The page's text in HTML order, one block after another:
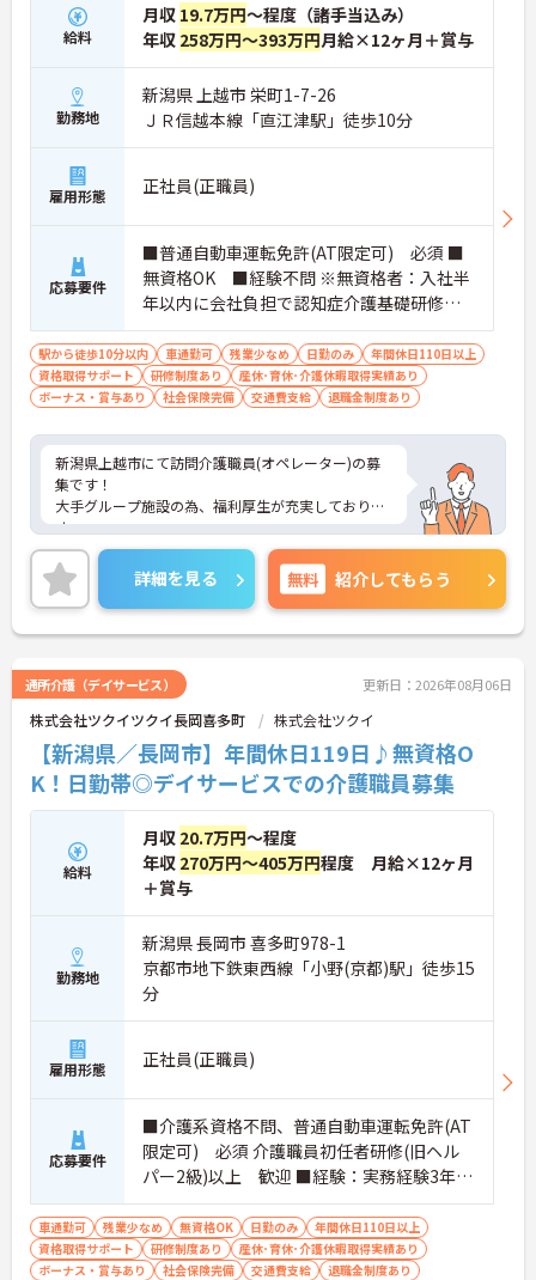
て働ける環境です
・IT化などを推進しており、スタッフの業務負担軽
【独自の福利厚生と手厚い還元体制】
・宿泊費や健康診断補助など、生活を豊かにする独
自の福利厚生制度が利用できます ・パート勤務の方
にも年2回の特別手当支給実績があり、頑張りがし
っかり還元されます
・育児手当や各種お祝い金など、ライフステージに
・夜勤のない日勤のみのお仕事で、週3日からの勤
務相談が可能など働きやすさが魅力です
・手厚い資格取得支援でさらなるキャリアアップが
・髪色やネイルなども規定内で自由となっており、
個性を大切に長くご活躍いただけます
給料
月収 19.7万円～程度（諸手当込み）
年収 258万円～393万円月給×12ヶ月＋賞与
勤務地
新潟県 上越市 栄町1-7-26
ＪＲ信越本線「直江津駅」徒歩10分
雇用形態 正社員(正職員)
応募要件
■普通自動車運転免許(AT限定可) 必須 ■
無資格OK ■経験不問 ※無資格者：入社半
年以内に会社負担で認知症介護基礎研修受
講
駅から徒歩10分以内 車通勤可 残業少なめ 日勤のみ
年間休日110日以上
資格取得サポート
研修制度あり
産休･育休･介護休暇取得実績あり
ボーナス・賞与あり
社会保険完備 交通費支給 退職金制度あり
新潟県上越市にて訪問介護職員(オペレーター)の募
集です！
大手グループ施設の為、福利厚生が充実しておりま
す。
ヘルパー・オペレーター・看護職員の3名体制で安
心して業務ができます。日勤のみでリフレッシュ休
暇もありプライベートとの両立も可能♪
社内研修制度も充実しており、キャリアアップを目
指す方にもおすすめです。
詳細をお話いたしますので、お気軽にご相談くださ
い。
詳細を見る 無料 紹介してもらう
通所介護（デイサービス） 更新日：2026年08月06日
株式会社ツクイツクイ長岡喜多町 株式会社ツクイ
【新潟県／長岡市】年間休日119日♪無資格O
K！日勤帯◎デイサービスでの介護職員募集
給料
月収 20.7万円～程度
年収 270万円～405万円程度 月給×12ヶ月
＋賞与
勤務地
新潟県 長岡市 喜多町978-1
京都市地下鉄東西線「小野(京都)駅」徒歩15
分
雇用形態 正社員(正職員)
応募要件
■介護系資格不問、普通自動車運転免許(AT
限定可) 必須 介護職員初任者研修(旧ヘル
パー2級)以上 歓迎 ■経験：実務経験3年以
上 必須 ※無資格者：入社半年以内に会社
負担で認知症介護基礎研修受講
車通勤可 残業少なめ 無資格OK 日勤のみ
年間休日110日以上
資格取得サポート
研修制度あり
産休･育休･介護休暇取得実績あり
ボーナス・賞与あり
社会保険完備 交通費支給 退職金制度あり